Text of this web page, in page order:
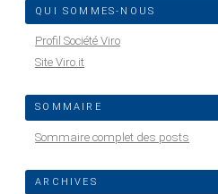
QUI SOMMES-NOUS
Profil Société Viro
Site Viro.it
SOMMAIRE
Sommaire complet des posts
ARCHIVES